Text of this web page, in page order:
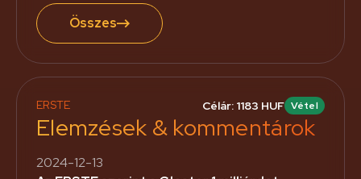
Összes
ERSTE Célár: 1183 HUF Vétel
Elemzések & kommentárok
2024-12-13